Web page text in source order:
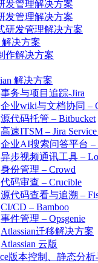
发管理解决方案
发管理解决方案
研发管理解决方案
决方案
作解决方案
解决方案
事务与项目追踪-Jira
企业wiki与文档协同 –
源代码托管 – Bitbucket
高速ITSM – Jira Service
企业AI搜索问答平台 –
异步视频通讯工具 –
身份管理 – Crowd
代码审查 – Crucible
源代码查看与追溯 –
CI/CD – Bamboo
事件管理 – Opsgenie
Atlassian迁移解决方案
Atlassian 云版
版本控制、静态分析